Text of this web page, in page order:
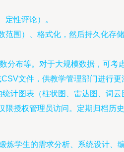
定性评论）。
范围）、格式化，然后持久化存
分布等。对于大规模数据，可考
文件，供教学管理部门进行
计图表（柱状图、雷达图、词云
限授权管理员访问。定期归档历
炼学生的需求分析、系统设计